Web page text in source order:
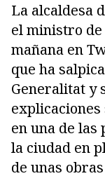
La alcaldesa
el ministro
mañana en
que ha
Generalitat y
explicaciones
en una de
la ciudad en
de unas
Copiar